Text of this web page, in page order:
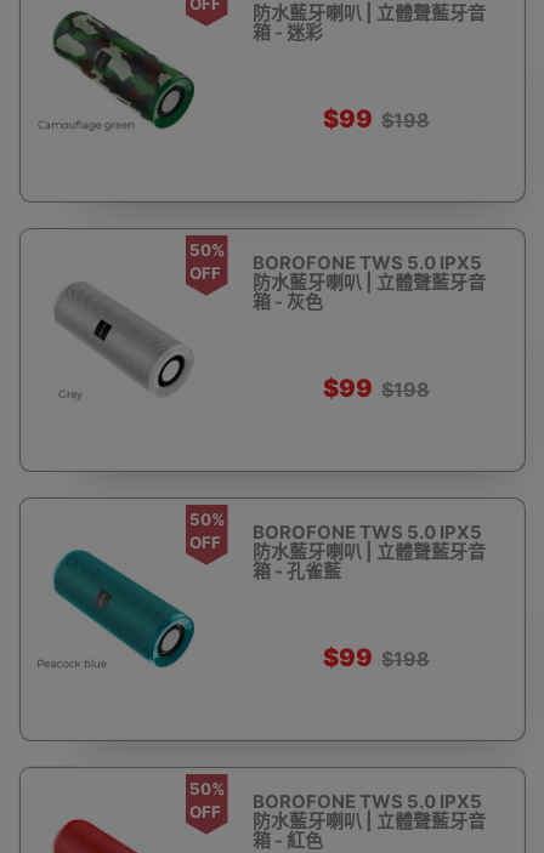
防水藍牙喇叭 | 立體聲藍牙音
箱 - 迷彩
$99 $198
50%
OFF
BOROFONE TWS 5.0 IPX5
防水藍牙喇叭 | 立體聲藍牙音
箱 - 灰色
$99 $198
50%
OFF
BOROFONE TWS 5.0 IPX5
防水藍牙喇叭 | 立體聲藍牙音
箱 - 孔雀藍
$99 $198
50%
OFF
BOROFONE TWS 5.0 IPX5
防水藍牙喇叭 | 立體聲藍牙音
箱 - 紅色